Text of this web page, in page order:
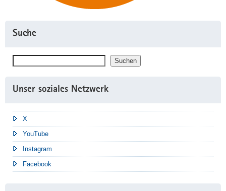
Suche
Suchen Suchen
Unser soziales Netzwerk
X
YouTube
Instagram
Facebook